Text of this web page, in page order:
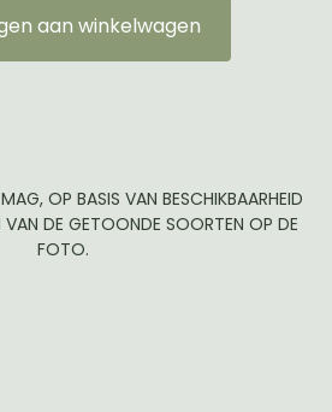
aan winkelwagen
OP BASIS VAN BESCHIKBAARHEID
VAN DE GETOONDE SOORTEN OP DE
FOTO.